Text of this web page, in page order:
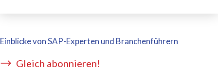
Einblicke von SAP-Experten und Branchenführern
Gleich abonnieren!